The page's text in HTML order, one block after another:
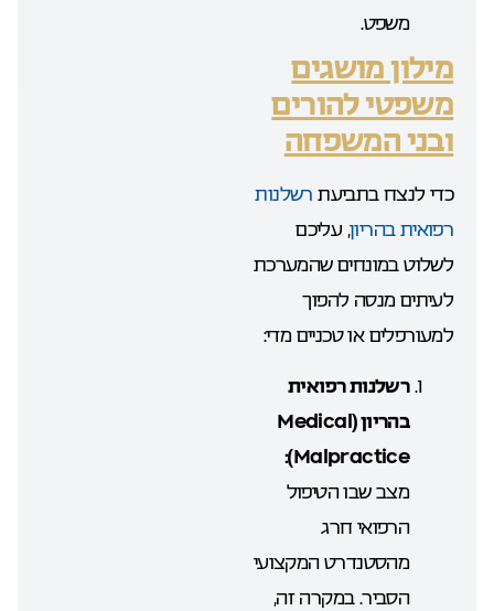
משפט.
מילון מושגים
משפטי להורים
ובני המשפחה
כדי לנצח בתביעת רשלנות
רפואית בהריון, עליכם
לשלוט במונחים שהמערכת
לעיתים מנסה להפוך
למעורפלים או טכניים מדי:
רשלנות רפואית
בהריון (Medical
Malpractice):
מצב שבו הטיפול
הרפואי חרג
מהסטנדרט המקצועי
הסביר. במקרה זה,